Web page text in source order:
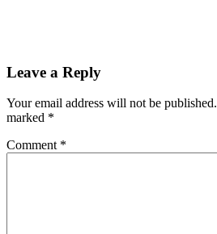
Leave a Reply
Your email address will not be published.
marked *
Comment *